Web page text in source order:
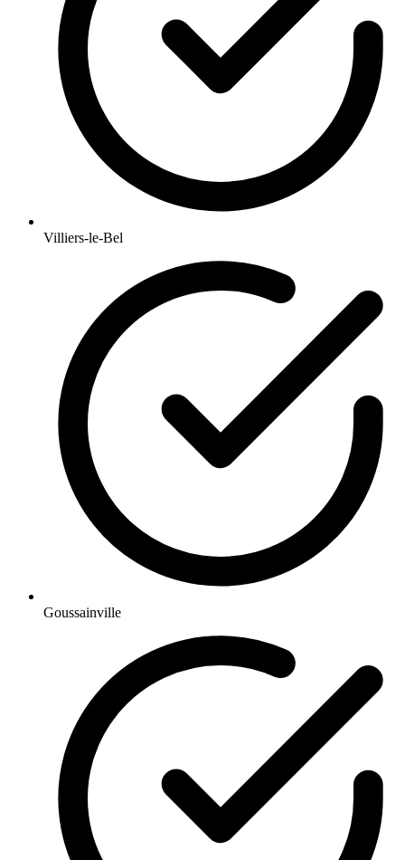
Villiers-le-Bel
Goussainville